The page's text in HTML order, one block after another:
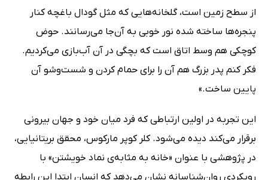
از سطح زمین است، گلخانه‌هایی که مثل گودال باغچه کنار
پنجره‌ها ساخته شده نور خوبی به آن‌جا می‌رسانند. حوض‌
کوچکی هم وسط اتاق است که بچگی در آن آب‌بازی می‌کردیم.
فکر کنم پدر بزرگ هم آن را برای حمام کردن و شست‌وشو آن
پایین ساخت.»
این تجربه در اولین ارتباطی که فرد میان خود و جهان بیرونی
برقرار می‌کند دیده می‌شود. کلر کوپر مارکوس، محقق بریتانیایی،
در پژوهشی با عنوان «خانه به‌ مثابه‌ی نماد خویشتن» با
رویکردی روان‌شناسانه نشان می‌دهد که انسان ابتدا این رابطه